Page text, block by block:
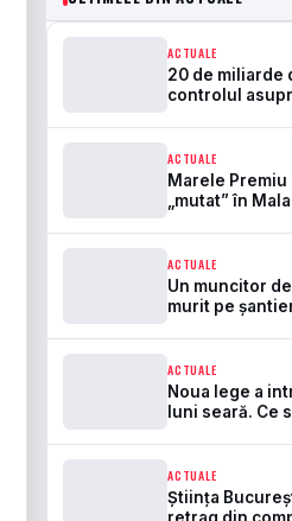
ACTUALE
20 de miliarde
controlul
frontul dintre
ACTUALE
Marele Premiu
„mutat” în
după 7 ani
ACTUALE
Un muncitor
murit pe
de la startul
ACTUALE
Noua lege a
luni seară. Ce
stadioane
ACTUALE
Știința
retrag din